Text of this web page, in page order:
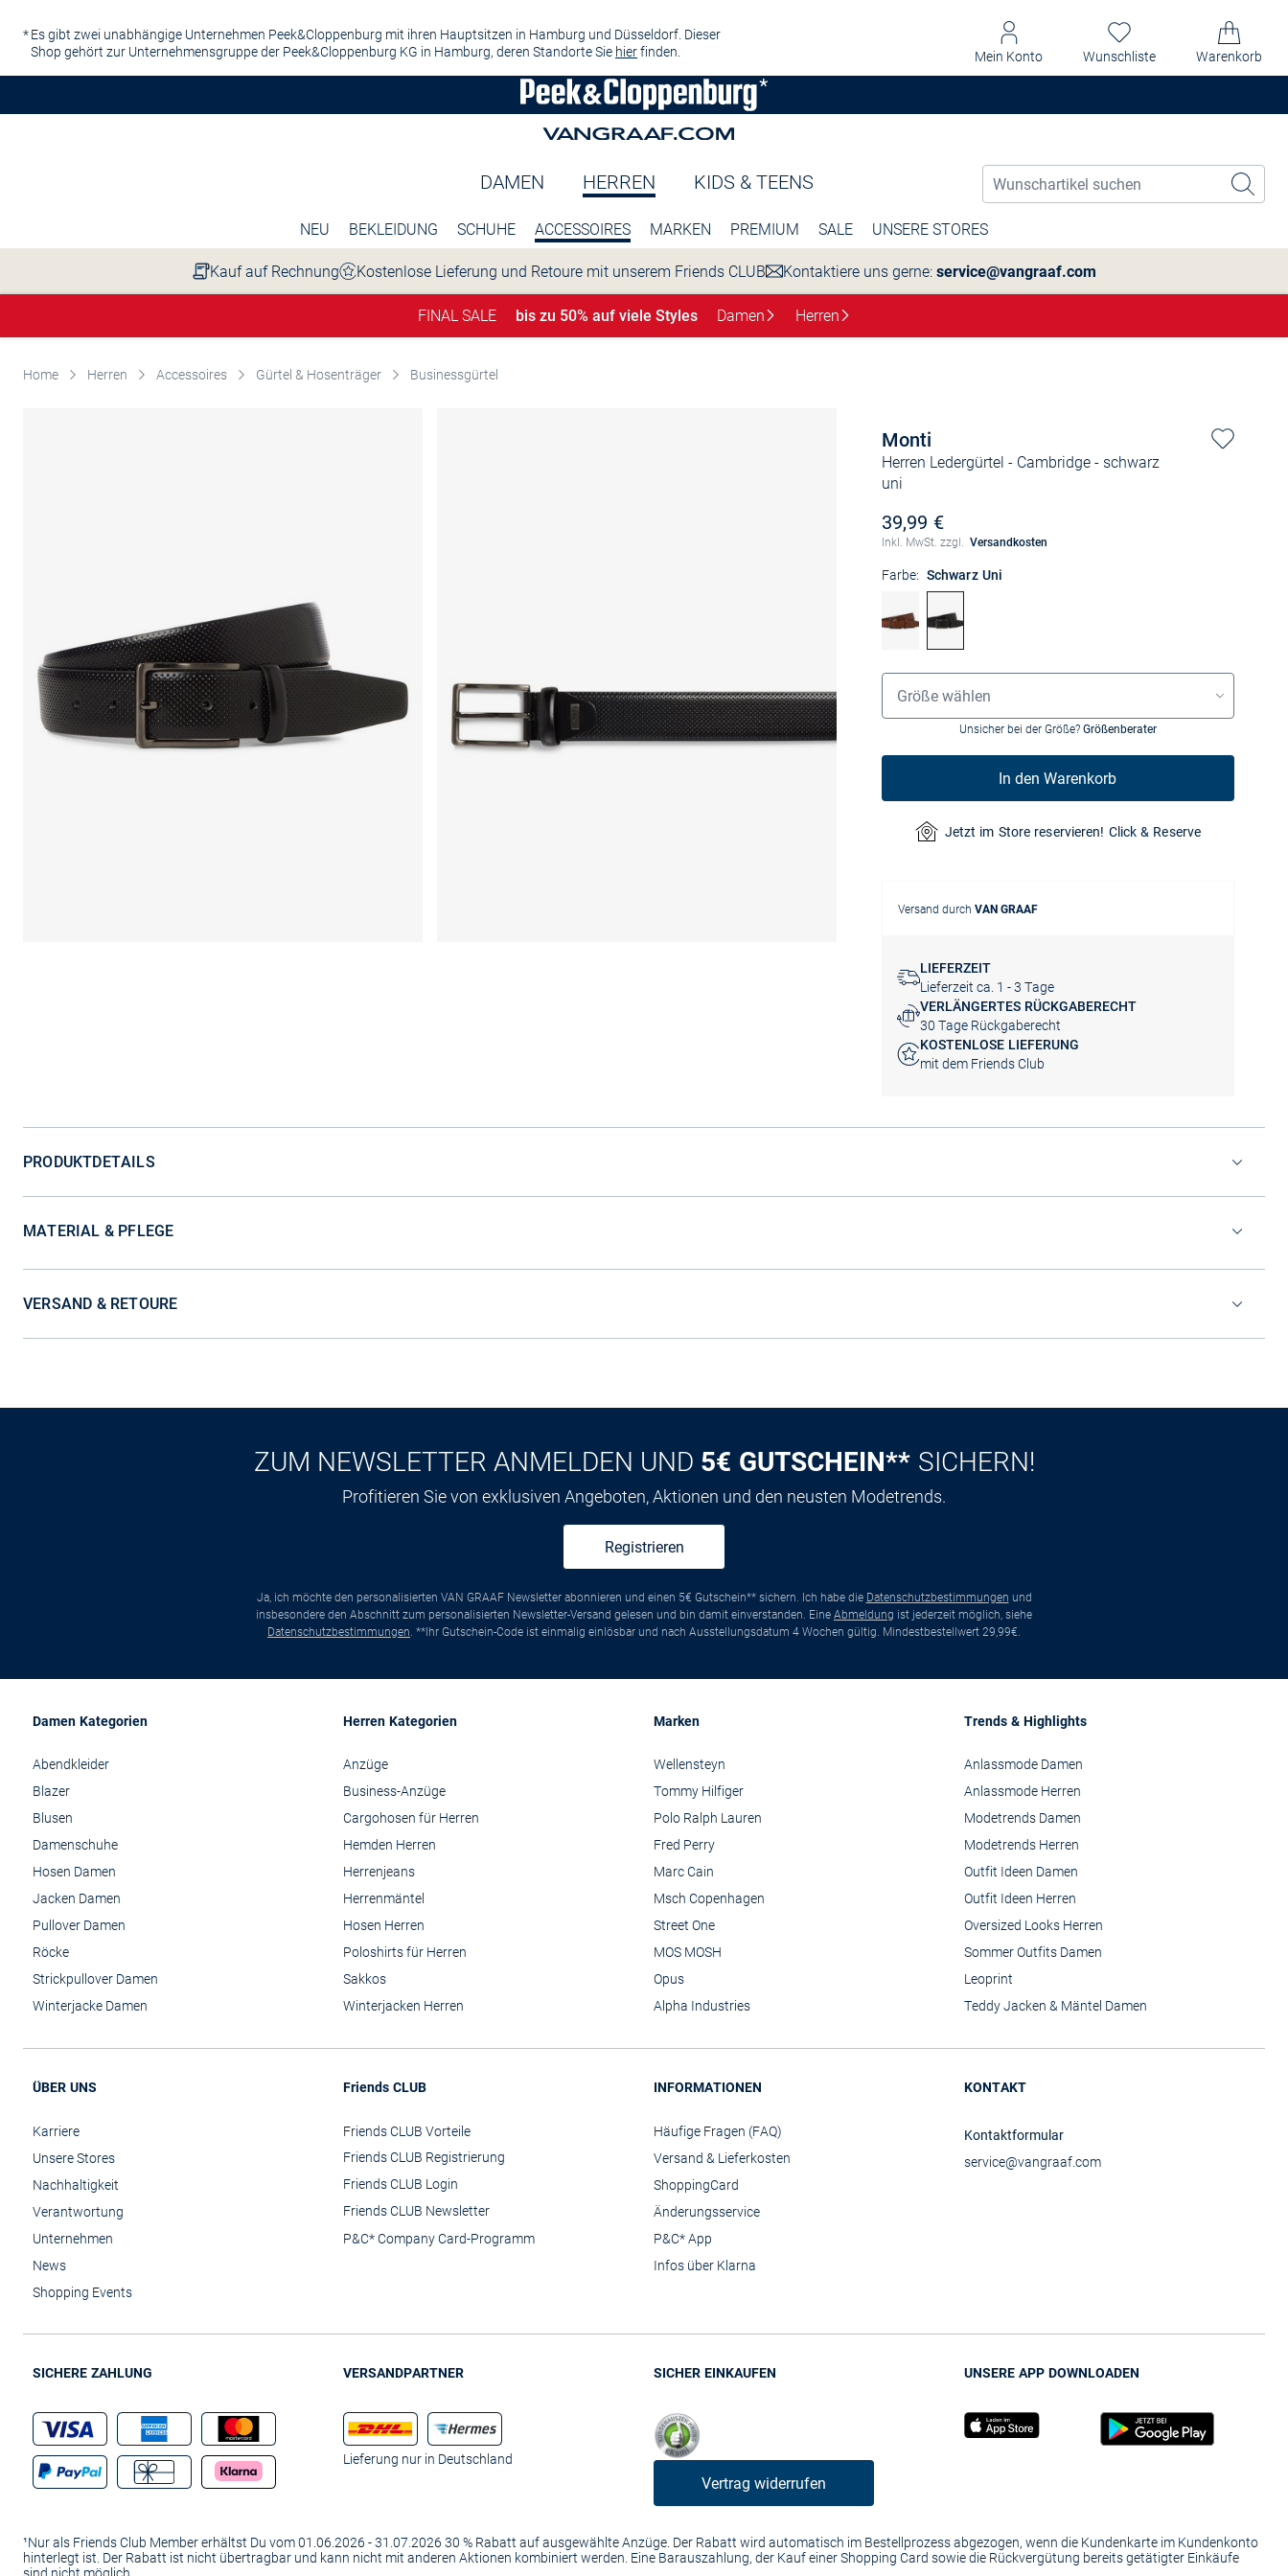
Es gibt zwei unabhängige Unternehmen Peek&Cloppenburg mit ihren Hauptsitzen in Hamburg und Düsseldorf. Dieser
Shop gehört zur Unternehmensgruppe der Peek&Cloppenburg KG in Hamburg, deren Standorte Sie hierfinden. Mein Konto Wunschliste Warenkorb
DAMEN HERREN KIDS & TEENS
NEU BEKLEIDUNG SCHUHE ACCESSOIRES MARKEN PREMIUM SALE UNSERE STORES
Kauf auf Rechnung Kostenlose Lieferung und Retoure mit unserem Friends CLUB Kontaktiere uns gerne: service@vangraaf.com
FINAL SALE bis zu 50% auf viele Styles Damen Herren
Home Herren Accessoires Gürtel & Hosenträger Businessgürtel
Monti
Herren Ledergürtel - Cambridge- schwarz
uni
39,99 €
Inkl. MwSt. zzgl. Versandkosten
Farbe: Schwarz Uni
Grössenauswahl
Größe wählen
Unsicher bei der Größe? Größenberater
In den Warenkorb
Jetzt im Store reservieren! Click & Reserve
Versand durch VAN GRAAF
LIEFERZEIT
Lieferzeit ca. 1 - 3 Tage
VERLÄNGERTES RÜCKGABERECHT
30 Tage Rückgaberecht
KOSTENLOSE LIEFERUNG
mit dem Friends Club
PRODUKTDETAILS
MATERIAL & PFLEGE
VERSAND & RETOURE
ZUM NEWSLETTER ANMELDEN UND 5€ GUTSCHEIN** SICHERN!
Profitieren Sie von exklusiven Angeboten, Aktionen und den neusten Modetrends.
Registrieren
Ja, ich möchte den personalisierten VAN GRAAF Newsletter abonnieren und einen 5€ Gutschein** sichern. Ich habe die Datenschutzbestimmungen und
insbesondere den Abschnitt zum personalisierten Newsletter-Versand gelesen und bin damit einverstanden. Eine Abmeldung ist jederzeit möglich, siehe
Datenschutzbestimmungen. **Ihr Gutschein-Code ist einmalig einlösbar und nach Ausstellungsdatum 4 Wochen gültig. Mindestbestellwert 29,99€.
Damen Kategorien
Abendkleider
Blazer
Blusen
Damenschuhe
Hosen Damen
Jacken Damen
Pullover Damen
Röcke
Strickpullover Damen
Winterjacke Damen
Herren Kategorien
Anzüge
Business-Anzüge
Cargohosen für Herren
Hemden Herren
Herrenjeans
Herrenmäntel
Hosen Herren
Poloshirts für Herren
Sakkos
Winterjacken Herren
Marken
Wellensteyn
Tommy Hilfiger
Polo Ralph Lauren
Fred Perry
Marc Cain
Msch Copenhagen
Street One
MOS MOSH
Opus
Alpha Industries
Trends & Highlights
Anlassmode Damen
Anlassmode Herren
Modetrends Damen
Modetrends Herren
Outfit Ideen Damen
Outfit Ideen Herren
Oversized Looks Herren
Sommer Outfits Damen
Leoprint
Teddy Jacken & Mäntel Damen
ÜBER UNS
Karriere
Unsere Stores
Nachhaltigkeit
Verantwortung
Unternehmen
News
Shopping Events
Friends CLUB
Friends CLUB Vorteile
Friends CLUB Registrierung
Friends CLUB Login
Friends CLUB Newsletter
P&C* Company Card-Programm
INFORMATIONEN
Häufige Fragen (FAQ)
Versand & Lieferkosten
ShoppingCard
Änderungsservice
P&C* App
Infos über Klarna
KONTAKT
Kontaktformular
service@vangraaf.com
SICHERE ZAHLUNG VERSANDPARTNER
Lieferung nur in Deutschland
SICHER EINKAUFEN
Vertrag widerrufen
UNSERE APP DOWNLOADEN
¹Nur als Friends Club Member erhältst Du vom 01.06.2026 - 31.07.2026 30 % Rabatt auf ausgewählte Anzüge. Der Rabatt wird automatisch im Bestellprozess abgezogen, wenn die Kundenkarte im Kundenkonto
hinterlegt ist. Der Rabatt ist nicht übertragbar und kann nicht mit anderen Aktionen kombiniert werden. Eine Barauszahlung, der Kauf einer Shopping Card sowie die Rückvergütung bereits getätigter Einkäufe